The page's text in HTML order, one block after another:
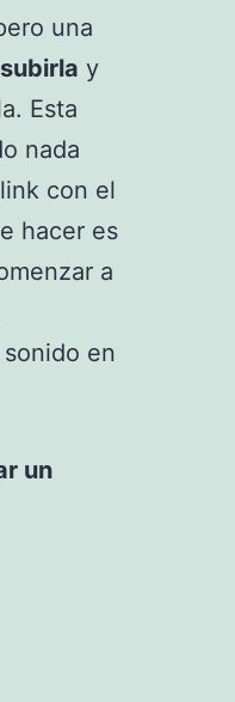
una
y
Esta
nada
con el
hacer es
a
en
un